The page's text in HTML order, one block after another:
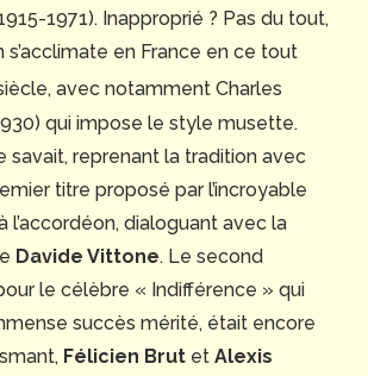
1971). Inapproprié ? Pas du tout,
s’acclimate en France en ce tout
avec notamment Charles
qui impose le style musette.
savait, reprenant la tradition avec
titre proposé par l’incroyable
l’accordéon, dialoguant avec la
Davide Vittone. Le second
le célèbre « Indifférence » qui
succès mérité, était encore
Félicien Brut et Alexis